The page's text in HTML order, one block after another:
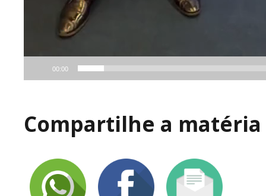
00:00
Compartilhe a